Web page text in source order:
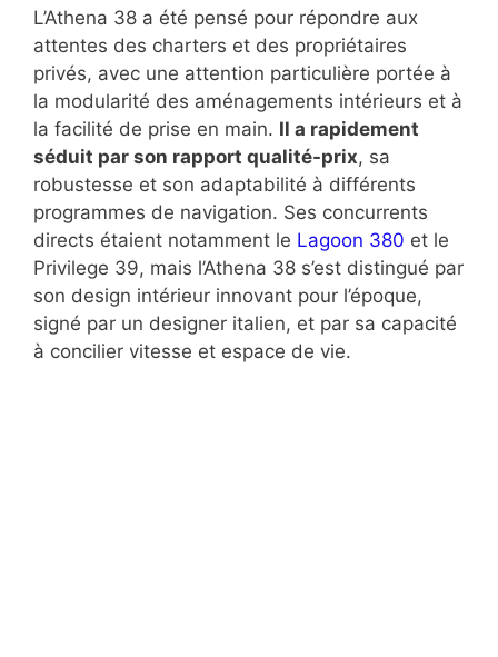
L’Athena 38 a été pensé pour répondre aux
attentes des charters et des propriétaires
privés, avec une attention particulière portée à
la modularité des aménagements intérieurs et à
la facilité de prise en main. Il a rapidement
séduit par son rapport qualité-prix, sa
robustesse et son adaptabilité à différents
programmes de navigation. Ses concurrents
directs étaient notamment le Lagoon 380 et le
Privilege 39, mais l’Athena 38 s’est distingué par
son design intérieur innovant pour l’époque,
signé par un designer italien, et par sa capacité
à concilier vitesse et espace de vie.